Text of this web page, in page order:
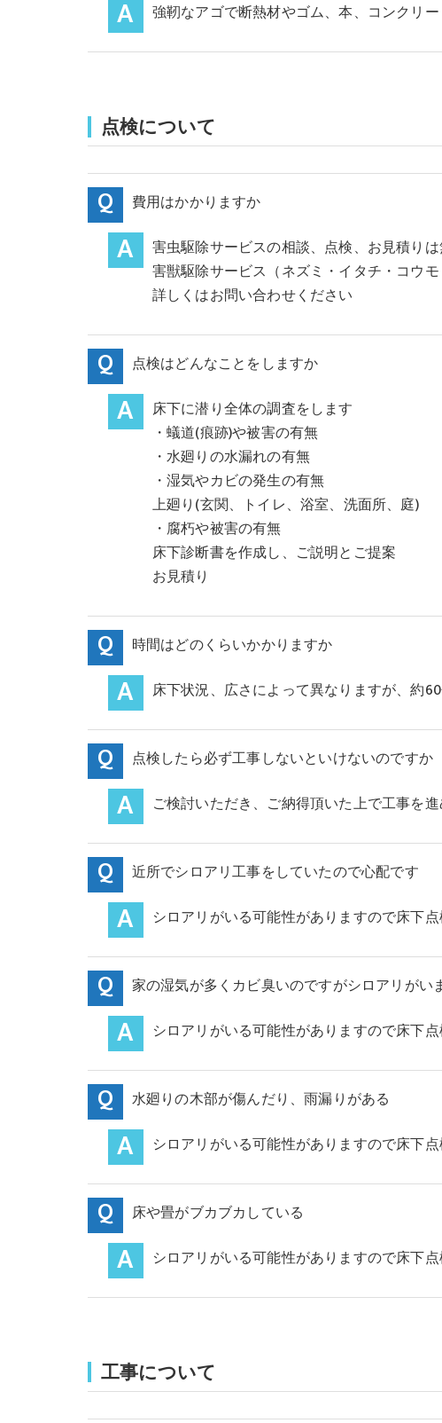
強靭なアゴで断熱材やゴム、本、コンクリ
点検について
費用はかかりますか
害虫駆除サービスの相談、点検、お見積り
害獣駆除サービス（ネズミ・イタチ・コウ
詳しくはお問い合わせください
点検はどんなことをしますか
床下に潜り全体の調査をします
・蟻道(痕跡)や被害の有無
・水廻りの水漏れの有無
・湿気やカビの発生の有無
上廻り(玄関、トイレ、浴室、洗面所、庭)
・腐朽や被害の有無
床下診断書を作成し、ご説明とご提案
お見積り
時間はどのくらいかかりますか
床下状況、広さによって異なりますが、約
点検したら必ず工事しないといけないのですか
ご検討いただき、ご納得頂いた上で工事を
近所でシロアリ工事をしていたので心配です
シロアリがいる可能性がありますので床下
家の湿気が多くカビ臭いのですがシロアリがい
シロアリがいる可能性がありますので床下
水廻りの木部が傷んだり、雨漏りがある
シロアリがいる可能性がありますので床下
床や畳がブカブカしている
シロアリがいる可能性がありますので床下
工事について